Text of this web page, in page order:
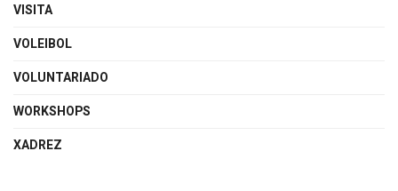
VISITA
VOLEIBOL
VOLUNTARIADO
WORKSHOPS
XADREZ